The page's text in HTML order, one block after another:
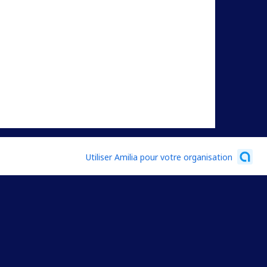
Utiliser Amilia pour votre organisation